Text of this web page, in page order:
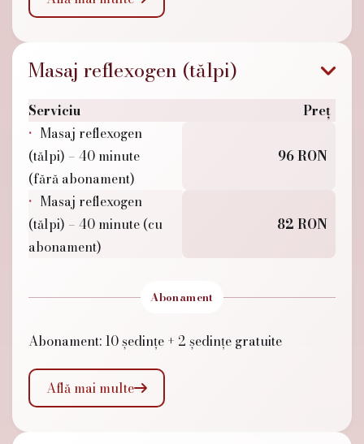
Masaj reflexogen (tălpi)
Serviciu
Preț
Masaj reflexogen
(tălpi) – 40 minute
(fără abonament)
96 RON
Masaj reflexogen
(tălpi) – 40 minute (cu
abonament)
82 RON
Abonament
Abonament: 10 ședințe + 2 ședințe gratuite
Află mai multe